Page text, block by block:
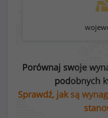
Porównaj swoje
podobnych
Sprawdź, jak są